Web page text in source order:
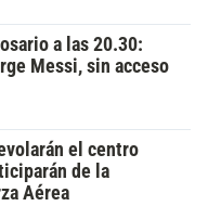
a las 20.30:
Messi, sin acceso
el centro
de la
Aérea